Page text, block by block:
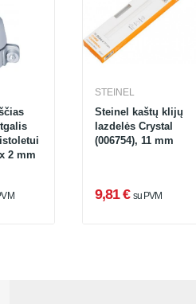
2 mm
STEINEL
Steinel kaštų klijų
lazdelės Crystal
(006754), 11 mm
9,81 € su PVM